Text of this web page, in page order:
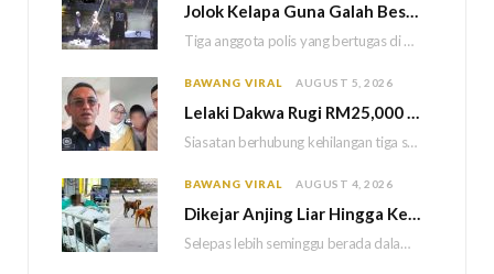
Jolok Kelapa Guna Galah Besi Berakhir Tragedi, Tiga Polis Maut Terkena Renjatan Elektrik
Tiga anggota polis yang bertugas di Balai Polis Weston maut selepas dipercayai terkena renjatan elektrik…
BAWANG VIRAL AUGUST 5, 2026
Lelaki Dakwa Rugi RM25,000 Akibat Hutang Kutu, Polis Siasat Kaitan Dengan Kehilangan Tiga Beranak
Siasatan berhubung kehilangan tiga sekeluarga di Bukit Kayu Hitam kini memasuki perkembangan baharu apabila polis…
BAWANG VIRAL AUGUST 4, 2026
Dikejar Anjing Liar Hingga Kemalangan, Mekanik Berdepan Risiko Kecederaan Otak Kekal
Selepas lebih seminggu berada dalam keadaan koma akibat kemalangan dipercayai berpunca daripada kejadian dikejar sekumpulan…